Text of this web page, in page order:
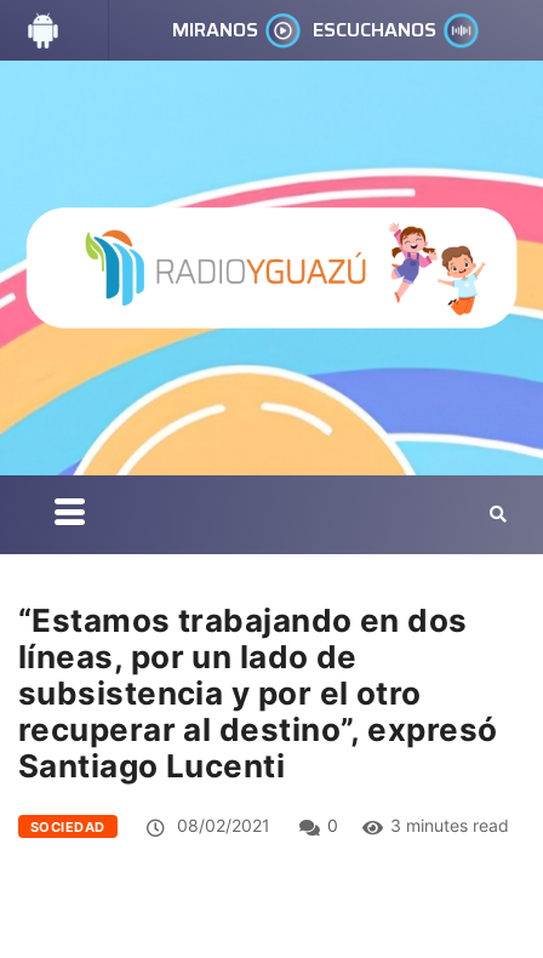
MIRANOS ESCUCHANOS
“Estamos trabajando en dos
líneas, por un lado de
subsistencia y por el otro
recuperar al destino”, expresó
Santiago Lucenti
SOCIEDAD 08/02/2021 0 3 minutes read